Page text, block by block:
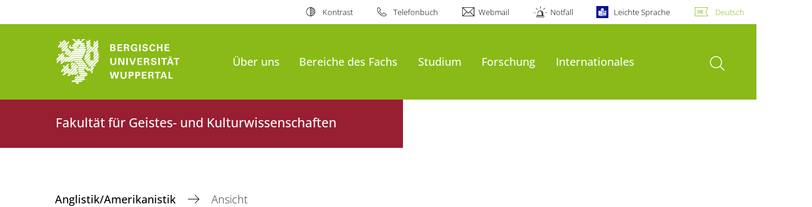
Kontrast Telefonbuch Webmail Notfall Leichte Sprache Deutsch
Über uns Bereiche des Fachs Studium Forschung Internationales Suche öffnen
Fakultät für Geistes- und Kulturwissenschaften
Anglistik/Amerikanistik Ansicht